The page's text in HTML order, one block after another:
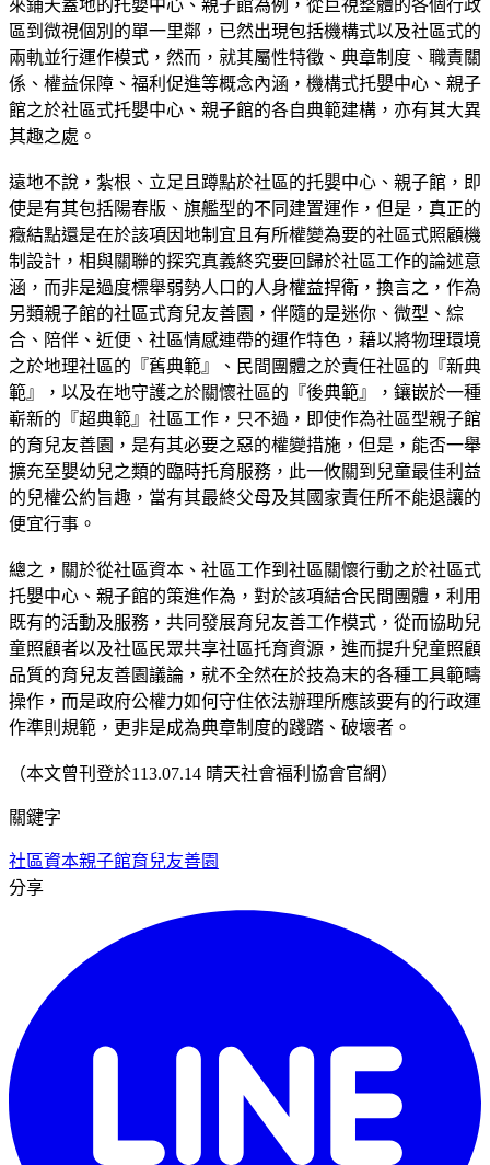
來鋪天蓋地的托嬰中心、親子館為例，從巨視整體的各個行政
區到微視個別的單一里鄰，已然出現包括機構式以及社區式的
兩軌並行運作模式，然而，就其屬性特徵、典章制度、職責關
係、權益保障、福利促進等概念內涵，機構式托嬰中心、親子
館之於社區式托嬰中心、親子館的各自典範建構，亦有其大異
其趣之處。
遠地不說，紮根、立足且蹲點於社區的托嬰中心、親子館，即
使是有其包括陽春版、旗艦型的不同建置運作，但是，真正的
癥結點還是在於該項因地制宜且有所權變為要的社區式照顧機
制設計，相與關聯的探究真義終究要回歸於社區工作的論述意
涵，而非是過度標舉弱勢人口的人身權益捍衛，換言之，作為
另類親子館的社區式育兒友善園，伴隨的是迷你、微型、綜
合、陪伴、近便、社區情感連帶的運作特色，藉以將物理環境
之於地理社區的『舊典範』、民間團體之於責任社區的『新典
範』，以及在地守護之於關懷社區的『後典範』，鑲嵌於一種
嶄新的『超典範』社區工作，只不過，即使作為社區型親子館
的育兒友善園，是有其必要之惡的權變措施，但是，能否一舉
擴充至嬰幼兒之類的臨時托育服務，此一攸關到兒童最佳利益
的兒權公約旨趣，當有其最終父母及其國家責任所不能退讓的
便宜行事。
總之，關於從社區資本、社區工作到社區關懷行動之於社區式
托嬰中心、親子館的策進作為，對於該項結合民間團體，利用
既有的活動及服務，共同發展育兒友善工作模式，從而協助兒
童照顧者以及社區民眾共享社區托育資源，進而提升兒童照顧
品質的育兒友善園議論，就不全然在於技為末的各種工具範疇
操作，而是政府公權力如何守住依法辦理所應該要有的行政運
作準則規範，更非是成為典章制度的踐踏、破壞者。
（本文曾刊登於113.07.14 晴天社會福利協會官網）
關鍵字
社區資本親子館育兒友善園
分享